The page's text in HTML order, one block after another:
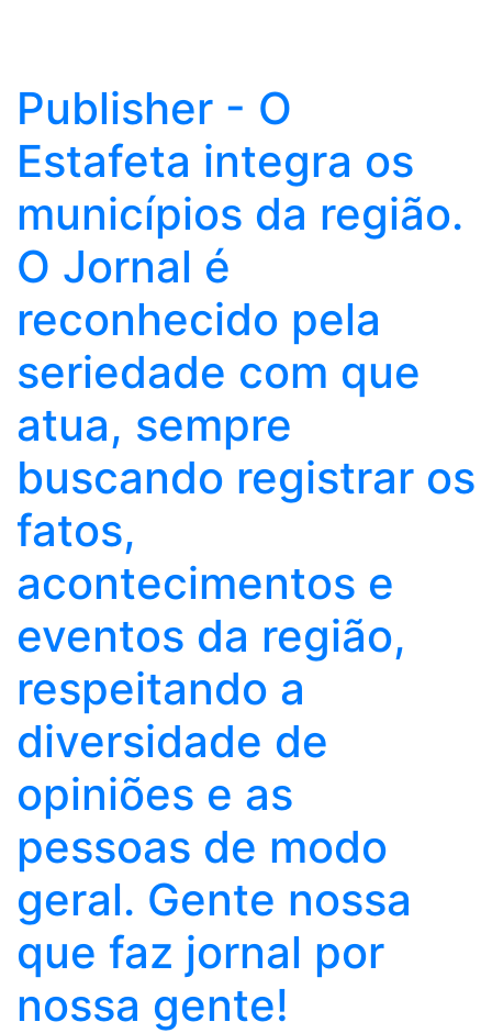
Publisher - O
Estafeta integra os
municípios da região.
O Jornal é
reconhecido pela
seriedade com que
atua, sempre
buscando registrar os
fatos,
acontecimentos e
eventos da região,
respeitando a
diversidade de
opiniões e as
pessoas de modo
geral. Gente nossa
que faz jornal por
nossa gente!